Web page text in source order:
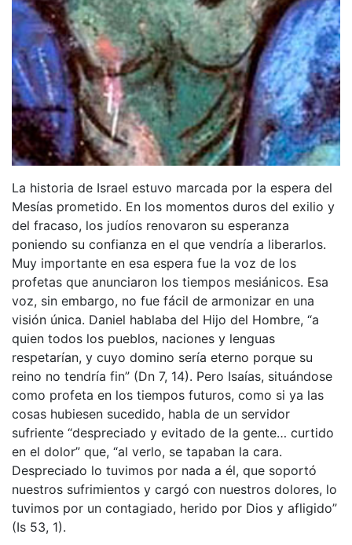
La historia de Israel estuvo marcada por la espera del
Mesías prometido. En los momentos duros del exilio y
del fracaso, los judíos renovaron su esperanza
poniendo su confianza en el que vendría a liberarlos.
Muy importante en esa espera fue la voz de los
profetas que anunciaron los tiempos mesiánicos. Esa
voz, sin embargo, no fue fácil de armonizar en una
visión única. Daniel hablaba del Hijo del Hombre, “a
quien todos los pueblos, naciones y lenguas
respetarían, y cuyo domino sería eterno porque su
reino no tendría fin” (Dn 7, 14). Pero Isaías, situándose
como profeta en los tiempos futuros, como si ya las
cosas hubiesen sucedido, habla de un servidor
sufriente “despreciado y evitado de la gente… curtido
en el dolor” que, “al verlo, se tapaban la cara.
Despreciado lo tuvimos por nada a él, que soportó
nuestros sufrimientos y cargó con nuestros dolores, lo
tuvimos por un contagiado, herido por Dios y afligido”
(Is 53, 1).